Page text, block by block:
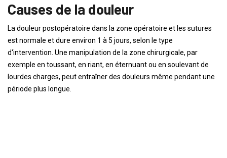
Causes de la douleur
La douleur postopératoire dans la zone opératoire et les sutures
est normale et dure environ 1 à 5 jours, selon le type
d'intervention. Une manipulation de la zone chirurgicale, par
exemple en toussant, en riant, en éternuant ou en soulevant de
lourdes charges, peut entraîner des douleurs même pendant une
période plus longue.